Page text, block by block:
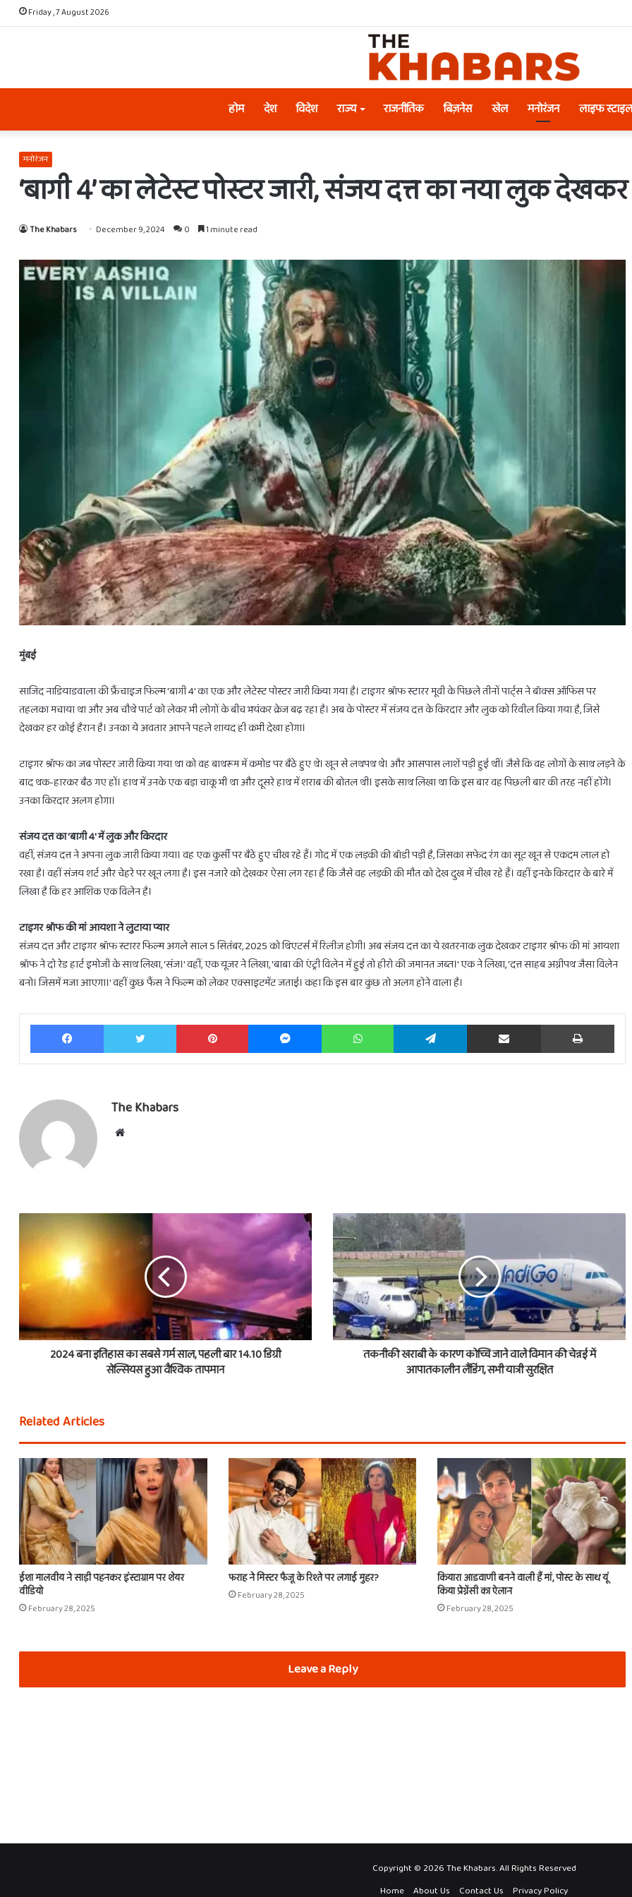
Friday , 7 August 2026
होम देश विदेश राज्य राजनीतिक बिज़नेस खेल मनोरंजन लाइफ स्टाइल
मनोरंजन
‘बागी 4’ का लेटेस्ट पोस्टर जारी, संजय दत्त का नया लुक
The Khabars December 9, 2024 0 1 minute read
मुंबई
साजिद नाडियाडवाला की फ्रैंचाइज फिल्म 'बागी 4' का एक और लेटेस्ट पोस्टर जारी किया गया है। टाइगर श्रॉफ स्टारर मूवी के पिछले तीनों पार्ट्स ने बॉक्स ऑफिस पर
तहलका मचाया था और अब चौथे पार्ट को लेकर भी लोगों के बीच भयंकर क्रेज बढ़ रहा है। अब के पोस्टर में संजय दत्त के किरदार और लुक को रिवील किया गया है, जिसे
देखकर हर कोई हैरान है। उनका ये अवतार आपने पहले शायद ही कभी देखा होगा।
टाइगर श्रॉफ का जब पोस्टर जारी किया गया था को वह बाथरूम में कमोड पर बैठे हुए थे। खून से लथपथ थे। और आसपास लाशें पड़ी हुई थीं। जैसे कि वह लोगों के साथ लड़ने के
बाद थक-हारकर बैठ गए हों। हाथ में उनके एक बड़ा चाकू भी था और दूसरे हाथ में शराब की बोतल थी। इसके साथ लिखा था कि इस बार वह पिछली बार की तरह नहीं होंगे।
उनका किरदार अलग होगा।
संजय दत्त का 'बागी 4' में लुक और किरदार
वहीं, संजय दत्त ने अपना लुक जारी किया गया। वह एक कुर्सी पर बैठे हुए चीख रहे हैं। गोद में एक लड़की की बॉडी पड़ी है, जिसका सफेद रंग का सूट खून से एकदम लाल हो
रखा है। वहीं संजय शर्ट और चेहरे पर खून लगा है। इस नजारे को देखकर ऐसा लग रहा है कि जैसे वह लड़की की मौत को देख दुख में चीख रहे हैं। वहीं इनके किरदार के बारे में
लिखा है कि हर आशिक एक विलेन है।
टाइगर श्रॉफ की मां आयशा ने लुटाया प्यार
संजय दत्त और टाइगर श्रॉफ स्टारर फिल्म अगले साल 5 सितंबर, 2025 को थिएटर्स में रिलीज होगी। अब संजय दत्त का ये खतरनाक लुक देखकर टाइगर श्रॉफ की मां आयशा
श्रॉफ ने दो रेड हार्ट इमोजी के साथ लिखा, 'संज।' वहीं, एक यूजर ने लिखा, 'बाबा की एंट्री विलेन में हुई तो हीरो की जमानत जब्त।' एक ने लिखा, 'दत्त साहब अग्नीपथ जैसा विलेन
बनो। जिसमें मजा आएगा।' वहीं कुछ फैंस ने फिल्म को लेकर एक्साइटमेंट जताई। कहा कि इस बार कुछ तो अलग होने वाला है।
Facebook Twitter Pinterest Messenger WhatsApp Telegram Share via Email Print
The Khabars
Website
2024 बना इतिहास का सबसे गर्म साल, पहली बार 14.10 डिग्री
सेल्सियस हुआ वैश्विक तापमान
तकनीकी खराबी के कारण कोच्चि जाने वाले विमान की चेन्नई में
आपातकालीन लैंडिंग, सभी यात्री सुरक्षित
Related Articles
ईशा मालवीय ने साड़ी पहनकर इंस्टाग्राम पर शेयर
वीडियो
February 28, 2025
फराह ने मिस्टर फैजू के रिश्ते पर लगाई मुहर?
February 28, 2025
कियारा आडवाणी बनने वाली हैं मां, पोस्ट के साथ यूं
किया प्रेग्नेंसी का ऐलान
February 28, 2025
Leave a Reply
28
फरवरी
राशियों
को
होगा
लाभ28 फरवरी से 3 राशियों को होगा लाभ ही लाभ
होलिका
मिलेगा
सिर्फ
समय
Copyright © 2026 The Khabars. All Rights Reserved
Home
About Us Contact Us Privacy Policy